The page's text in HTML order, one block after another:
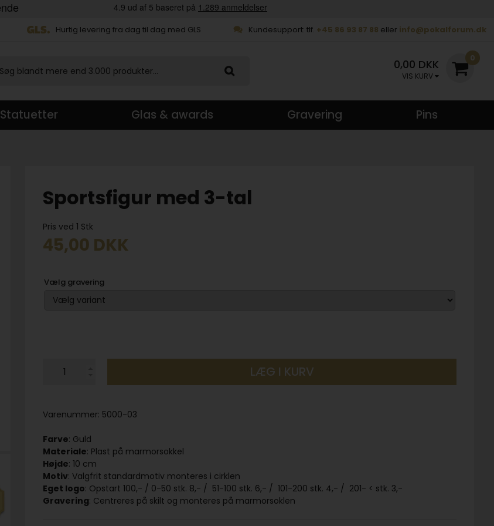
Hurtig levering fra dag til dag med GLS Kundesupport: tlf. +45 86 93 87 88 eller info@pokalforum.dk
0
0,00 DKK
VIS KURV
Statuetter Glas & awards Gravering Pins
Sportsfigur med 3-tal
Pris ved 1 Stk
45,00 DKK
Vælg gravering
LÆG I KURV
Varenummer: 5000-03
Farve: Guld
Materiale: Plast på marmorsokkel
Højde: 10 cm
Motiv: Valgfrit standardmotiv monteres i cirklen
Eget logo: Opstart 100,- / 0-50 stk. 8,- / 51-100 stk. 6,- / 101-200 stk. 4,- / 201- < stk. 3,-
Gravering: Centreres på skilt og monteres på marmorsoklen